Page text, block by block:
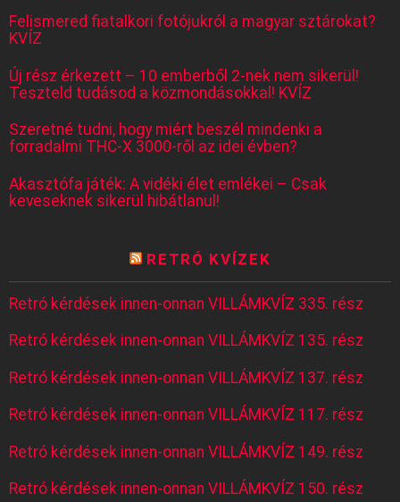
Felismered fiatalkori fotójukról a magyar sztárokat?
KVÍZ
Új rész érkezett – 10 emberből 2-nek nem sikerül!
Teszteld tudásod a közmondásokkal! KVÍZ
Szeretné tudni, hogy miért beszél mindenki a
forradalmi THC-X 3000-ről az idei évben?
Akasztófa játék: A vidéki élet emlékei – Csak
keveseknek sikerül hibátlanul!
RETRÓ KVÍZEK
Retró kérdések innen-onnan VILLÁMKVÍZ 335. rész
Retró kérdések innen-onnan VILLÁMKVÍZ 135. rész
Retró kérdések innen-onnan VILLÁMKVÍZ 137. rész
Retró kérdések innen-onnan VILLÁMKVÍZ 117. rész
Retró kérdések innen-onnan VILLÁMKVÍZ 149. rész
Retró kérdések innen-onnan VILLÁMKVÍZ 150. rész